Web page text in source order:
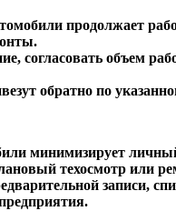
продолжает
согласовать объем
обратно по
минимизирует
техосмотр или
записи,